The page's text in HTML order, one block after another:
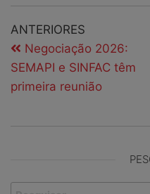
ANTERIORES
Negociação 2026:
SEMAPI e SINFAC têm
primeira reunião